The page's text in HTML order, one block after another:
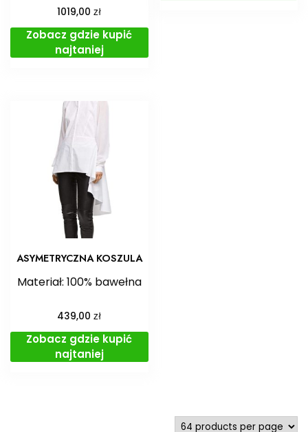
1019,00zł
Zobacz gdzie kupić
najtaniej
ASYMETRYCZNA KOSZULA
Materiał: 100% bawełna
439,00zł
Zobacz gdzie kupić
najtaniej